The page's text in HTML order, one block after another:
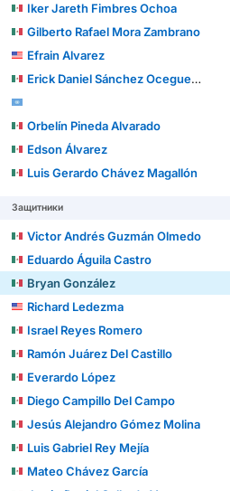
Iker Jareth Fimbres Ochoa
Gilberto Rafael Mora Zambrano
Efrain Alvarez
Erick Daniel Sánchez Ocegueda
Orbelín Pineda Alvarado
Edson Álvarez
Luis Gerardo Chávez Magallón
Защитники
Victor Andrés Guzmán Olmedo
Eduardo Águila Castro
Bryan González
Richard Ledezma
Israel Reyes Romero
Ramón Juárez Del Castillo
Everardo López
Diego Campillo Del Campo
Jesús Alejandro Gómez Molina
Luis Gabriel Rey Mejía
Mateo Chávez García